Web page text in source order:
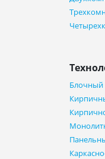
Блочный